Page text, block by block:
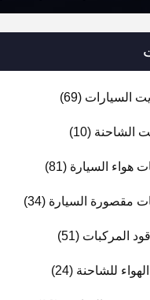
السيارات (69)
الشاحنة (10)
هواء السيارة (81)
مقصورة السيارة (34)
المركبات (51)
للشاحنة (24)